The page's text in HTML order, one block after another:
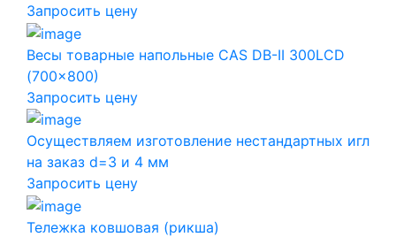
Запросить цену
Весы товарные напольные CAS DB-II 300LCD
(700x800)
Запросить цену
Осуществляем изготовление нестандартных игл
на заказ d=3 и 4 мм
Запросить цену
Тележка ковшовая (рикша)